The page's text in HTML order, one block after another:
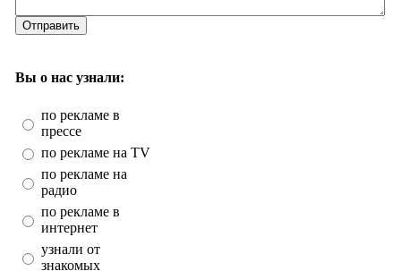
Отправить
Вы о нас узнали:
по рекламе в
прессе
по рекламе на TV
по рекламе на
радио
по рекламе в
интернет
узнали от
знакомых